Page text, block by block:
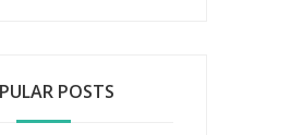
POSTS